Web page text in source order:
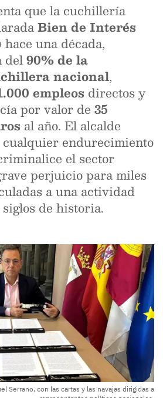
que la cuchillería
Bien de Interés
hace una década,
del90% de la
nacional,
empleos directos y
por valor de 35
al año. El alcalde
endurecimiento
el sector
perjuicio para miles
a una actividad
de historia.
Serrano, con las cartas y las navajas dirigidas a